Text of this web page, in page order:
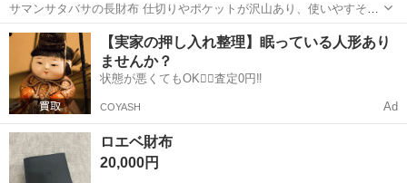
サマンサタバサの長財布 仕切りやポケットが沢山あり、使いやすそう
です。 横19センチ、縦9.5センチ、厚み1〜2.８センチ あまり使用して
おりませんので、全体的に綺麗な状態でございますが、中古品のため
多少の使用感はござい...
愛知 名古屋市 清水駅 小物 サマンサタバサ
【実家の押し入れ整理】眠っている人形あり
ませんか？
状態が悪くてもOK🙆‍♀️査定0円‼️
COYASH Ad
ロエベ財布
20,000円